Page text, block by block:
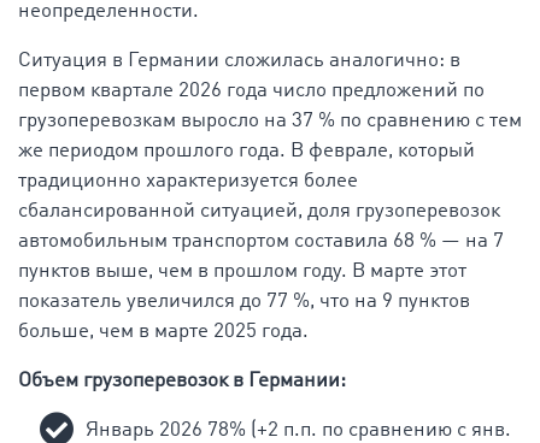
неопределенности.
Ситуация в Германии сложилась аналогично: в
первом квартале 2026 года число предложений по
грузоперевозкам выросло на 37 % по сравнению с тем
же периодом прошлого года. В феврале, который
традиционно характеризуется более
сбалансированной ситуацией, доля грузоперевозок
автомобильным транспортом составила 68 % — на 7
пунктов выше, чем в прошлом году. В марте этот
показатель увеличился до 77 %, что на 9 пунктов
больше, чем в марте 2025 года.
Объем грузоперевозок в Германии:
Январь 2026 78% (+2 п.п. по сравнению с янв.